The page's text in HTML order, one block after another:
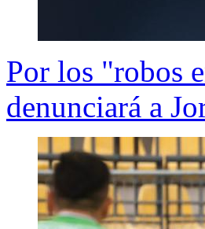
Por los "robos
denunciará a